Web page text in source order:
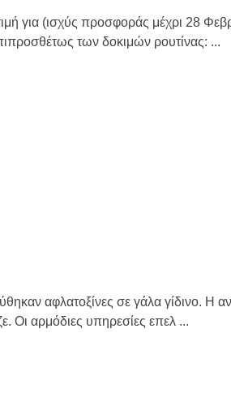
για (ισχύς προσφοράς μέχρι 28
των δοκιμών ρουτίνας: ...
αφλατοξίνες σε γάλα γίδινο. Η
Οι αρμόδιες υπηρεσίες επελ ...